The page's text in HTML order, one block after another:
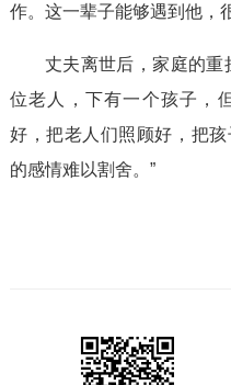
作。这一辈子能够遇到他，
丈夫离世后，家庭的重
位老人，下有一个孩子，
好，把老人们照顾好，把
的感情难以割舍。”